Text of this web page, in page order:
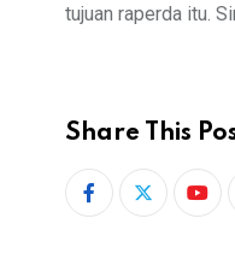
tujuan raperda itu.
Share This